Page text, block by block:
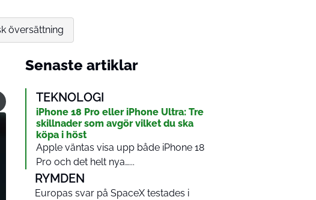
översättning
Senaste artiklar
TEKNOLOGI
iPhone 18 Pro eller iPhone Ultra: Tre
skillnader som avgör vilket du ska
köpa i höst
Apple väntas visa upp både iPhone 18
Pro och det helt nya…...
RYMDEN
Europas svar på SpaceX testades i